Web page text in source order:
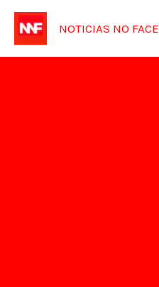
para
NOTICIAS NO FACE